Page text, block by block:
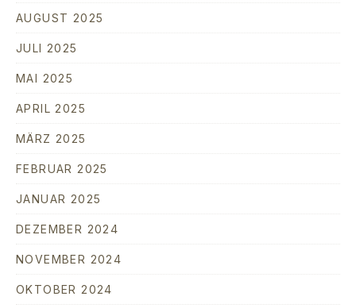
AUGUST 2025
JULI 2025
MAI 2025
APRIL 2025
MÄRZ 2025
FEBRUAR 2025
JANUAR 2025
DEZEMBER 2024
NOVEMBER 2024
OKTOBER 2024